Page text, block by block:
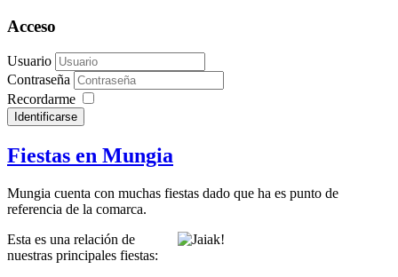
Acceso
Usuario
Contraseña
Recordarme
Identificarse
Fiestas en Mungia
Mungia cuenta con muchas fiestas dado que ha es punto de
referencia de la comarca.
Esta es una relación de
nuestras principales fiestas: